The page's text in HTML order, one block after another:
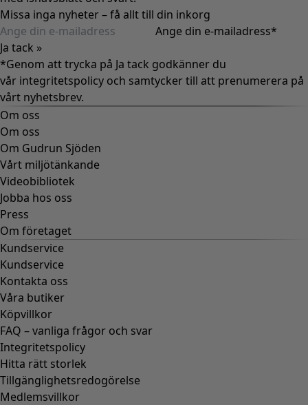
Missa inga nyheter – få allt till din inkorg
Ange din e-mailadress*
Ja tack »
*Genom att trycka på Ja tack godkänner du
vår integritetspolicy och samtycker till att prenumerera på
vårt nyhetsbrev.
Om oss
Om oss
Om Gudrun Sjöden
Vårt miljötänkande
Videobibliotek
Jobba hos oss
Press
Om företaget
Kundservice
Kundservice
Kontakta oss
Våra butiker
Köpvillkor
FAQ – vanliga frågor och svar
Integritetspolicy
Hitta rätt storlek
Tillgänglighetsredogörelse
Medlemsvillkor